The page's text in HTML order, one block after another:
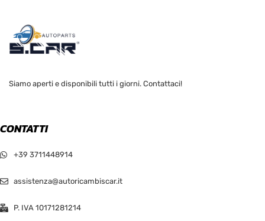
Siamo aperti e disponibili tutti i giorni. Contattaci!
CONTATTI
+39 3711448914
assistenza@autoricambiscar.it
P. IVA 10171281214